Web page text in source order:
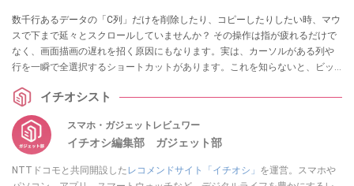
数千行あるデータの「C列」だけを削除したり、コピーしたりしたい時、マウ
スで下まで延々とスクロールしていませんか？ その操作は指が疲れるだけで
なく、画面描画の遅れを招く原因にもなります。実は、カーソルがある列や
行を一瞬で全選択するショートカットがあります。これを知らないと、ビッ
Chrome等の場合）
イチオシスト
スマホ・ガジェットレビュワー
イチオシ編集部 ガジェット部
NTTドコモと共同開設した レコメンドサイト「イチオシ」 を運営。スマホや